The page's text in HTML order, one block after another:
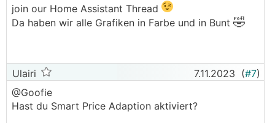
..
join our Home Assistant Thread
Da haben wir alle Grafiken in Farbe und in Bunt 🤣
Ulairi 7.11.2023 (#7)
@Goofie
Hast du Smart Price Adaption aktiviert?